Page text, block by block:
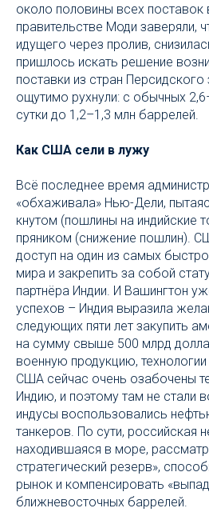
около половины всех поставок
правительстве Моди заверяли,
идущего через пролив,
пришлось искать решение
поставки из стран Персидского
ощутимо рухнули: с обычных
сутки до 1,2–1,3 млн баррелей.
Как США сели в лужу
Всё последнее время
«обхаживала» Нью-Дели,
кнутом (пошлины на индийские
пряником (снижение пошлин).
доступ на один из самых
мира и закрепить за собой
партнёра Индии. И Вашингтон
успехов – Индия выразила
следующих пяти лет закупить
на сумму свыше 500 млрд
военную продукцию,
США сейчас очень озабочены
Индию, и поэтому там не стали
индусы воспользовались
танкеров. По сути, российская
находившаяся в море,
стратегический резерв»,
рынок и компенсировать
ближневосточных баррелей.